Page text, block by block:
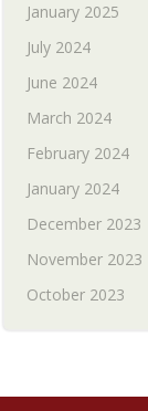
January 2025
July 2024
June 2024
March 2024
February 2024
January 2024
December 2023
November 2023
October 2023